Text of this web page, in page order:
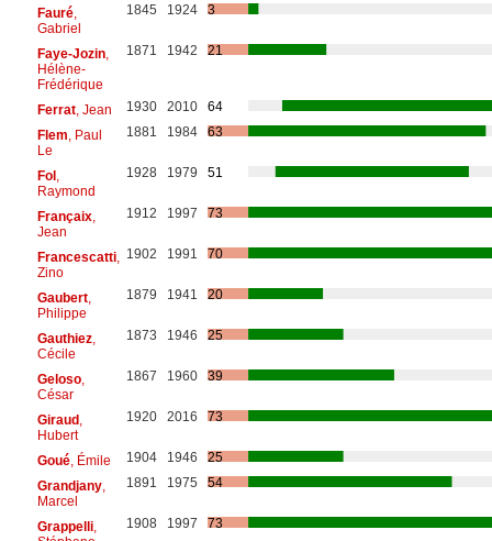
Fauré,
Gabriel
1845 1924 3
Faye-Jozin,
Hélène-
Frédérique
1871 1942 21
Ferrat, Jean 1930 2010
64
Flem , Paul
Le
1881 1984 63
Fol,
Raymond
1928 1979 51
Françaix,
Jean
1912 1997 73
Francescatti,
Zino
1902 1991 70
Gaubert,
Philippe
1879 1941 20
Gauthiez,
Cécile
1873 1946 25
Geloso,
César
1867 1960 39
Giraud,
Hubert
1920 2016 73
Goué, Émile 1904 1946
25
Grandjany,
Marcel
1891 1975 54
Grappelli,
1908 1997 73